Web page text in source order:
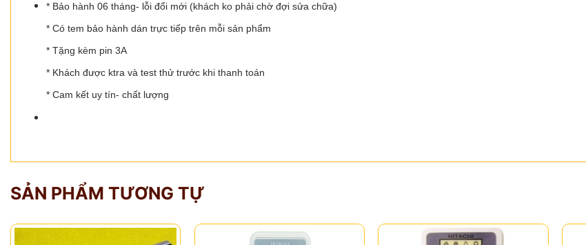
* Bảo hành 06 tháng- lỗi đổi mới (khách ko phải chờ đợi sửa chữa)
* Có tem bảo hành dán trực tiếp trên mỗi sản phẩm
* Tặng kèm pin 3A
* Khách được ktra và test thử trước khi thanh toán
* Cam kết uy tín- chất lượng
SẢN PHẨM TƯƠNG TỰ